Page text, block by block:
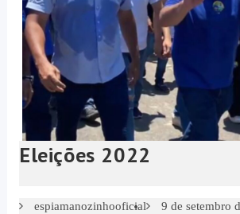
Eleições 2022
espiamanozinhooficial
9 de setembro